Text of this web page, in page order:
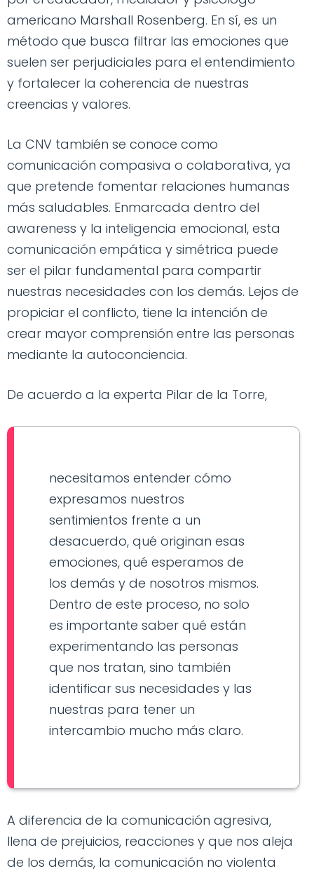
americano Marshall Rosenberg. En sí, es un
método que busca filtrar las emociones que
suelen ser perjudiciales para el entendimiento
y fortalecer la coherencia de nuestras
creencias y valores.
La CNV también se conoce como
comunicación compasiva o colaborativa, ya
que pretende fomentar relaciones humanas
más saludables. Enmarcada dentro del
awareness y la inteligencia emocional, esta
comunicación empática y simétrica puede
ser el pilar fundamental para compartir
nuestras necesidades con los demás. Lejos de
propiciar el conflicto, tiene la intención de
crear mayor comprensión entre las personas
mediante la autoconciencia.
De acuerdo a la experta Pilar de la Torre,
necesitamos entender cómo
expresamos nuestros
sentimientos frente a un
desacuerdo, qué originan esas
emociones, qué esperamos de
los demás y de nosotros mismos.
Dentro de este proceso, no solo
es importante saber qué están
experimentando las personas
que nos tratan, sino también
identificar sus necesidades y las
nuestras para tener un
intercambio mucho más claro.
A diferencia de la comunicación agresiva,
llena de prejuicios, reacciones y que nos aleja
de los demás, la comunicación no violenta